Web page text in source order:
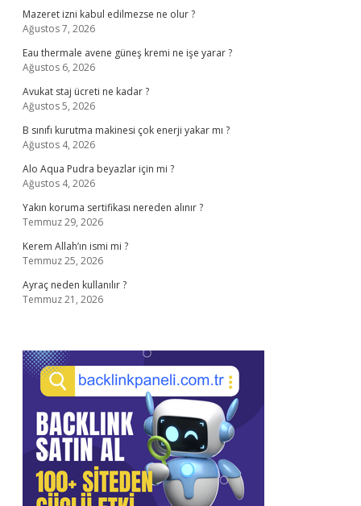
Mazeret izni kabul edilmezse ne olur ?
Ağustos 7, 2026
Eau thermale avene güneş kremi ne işe yarar ?
Ağustos 6, 2026
Avukat staj ücreti ne kadar ?
Ağustos 5, 2026
B sınıfı kurutma makinesi çok enerji yakar mı ?
Ağustos 4, 2026
Alo Aqua Pudra beyazlar için mi ?
Ağustos 4, 2026
Yakın koruma sertifikası nereden alınır ?
Temmuz 29, 2026
Kerem Allah’ın ismi mi ?
Temmuz 25, 2026
Ayraç neden kullanılır ?
Temmuz 21, 2026